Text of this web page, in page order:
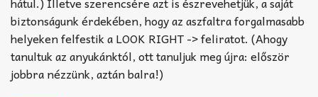
biztonságunk érdekében, hogy az aszfaltra forgalmasabb
helyeken felfestik a LOOK RIGHT -> feliratot. (Ahogy
tanultuk az anyukánktól, ott tanuljuk meg újra: először
jobbra nézzünk, aztán balra!)